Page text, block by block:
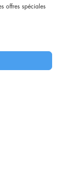
offres spéciales